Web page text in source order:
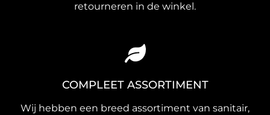
retourneren in de winkel.
COMPLEET ASSORTIMENT
Wij hebben een breed assortiment van sanitair,